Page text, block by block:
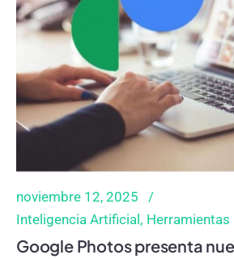
noviembre 12, 2025
Inteligencia Artificial
Herramientas
Google Photos presenta